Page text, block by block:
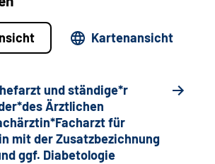
Kartenansicht
und ständige*r
Ärztlichen
für
mit der Zusatzbezichnung
ggf. Diabetologie